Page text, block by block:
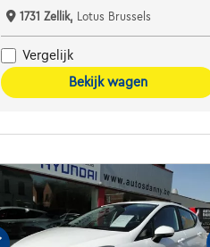
1731 Zellik, Lotus Brussels
Vergelijk
Bekijk wagen